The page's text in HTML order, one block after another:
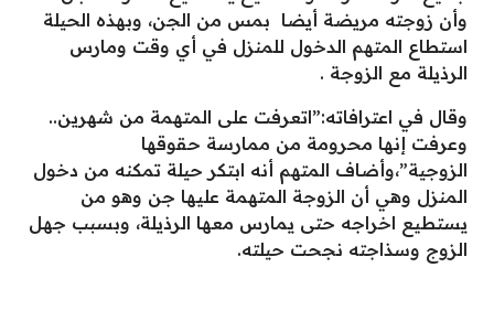
وأن زوجته مريضة أيضا بمس من الجن، وبهذه الحيلة
استطاع المتهم الدخول للمنزل في أي وقت ومارس
الرذيلة مع الزوجة .
وقال في اعترافاته:”اتعرفت على المتهمة من شهرين..
وعرفت إنها محرومة من ممارسة حقوقها
الزوجية”،وأضاف المتهم أنه ابتكر حيلة تمكنه من دخول
المنزل وهي أن الزوجة المتهمة عليها جن وهو من
يستطيع اخراجه حتى يمارس معها الرذيلة، وبسبب جهل
الزوج وسذاجته نجحت حيلته.